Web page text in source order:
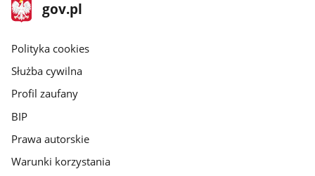
stopka
gov.pl
Strona
gov.pl
gov.pl
Polityka cookies
Służba cywilna
Profil zaufany
BIP
Prawa autorskie
Warunki korzystania